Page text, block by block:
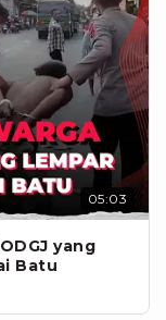
05:03
yang
Batu